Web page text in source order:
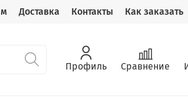
Доставка Контакты Как заказать
Профиль Сравнение